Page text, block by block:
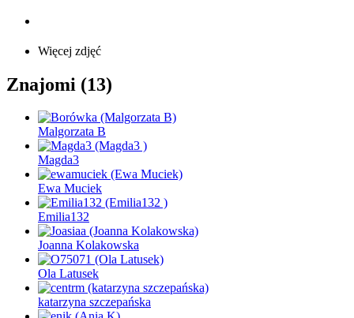
Więcej zdjęć
Znajomi (13)
Malgorzata B
Magda3
Ewa Muciek
Emilia132
Joanna Kolakowska
Ola Latusek
katarzyna szczepańska